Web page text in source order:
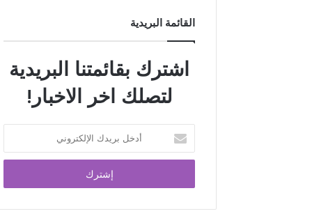
القائمة البريدية
اشترك بقائمتنا البريدية
لتصلك اخر الاخبار!